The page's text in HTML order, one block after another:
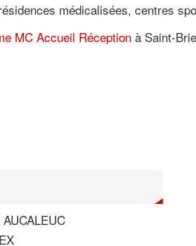
médicalisées, centres
MC Accueil Réception à Saint-